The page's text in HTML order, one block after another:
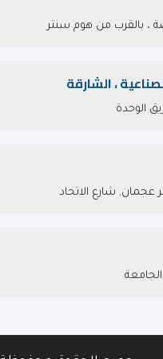
، بالقرب من هوم سنتر
الوحدة